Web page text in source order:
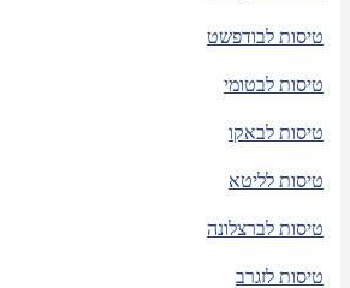
טיסות לבודפשט
טיסות לבטומי
טיסות לבאקו
טיסות לליטא
טיסות לברצלונה
טיסות לזגרב